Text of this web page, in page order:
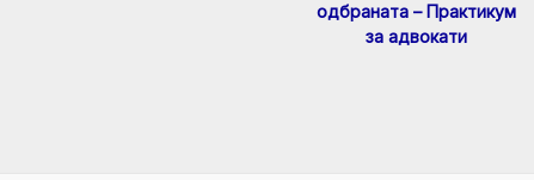
одбраната – Практикум
за адвокати